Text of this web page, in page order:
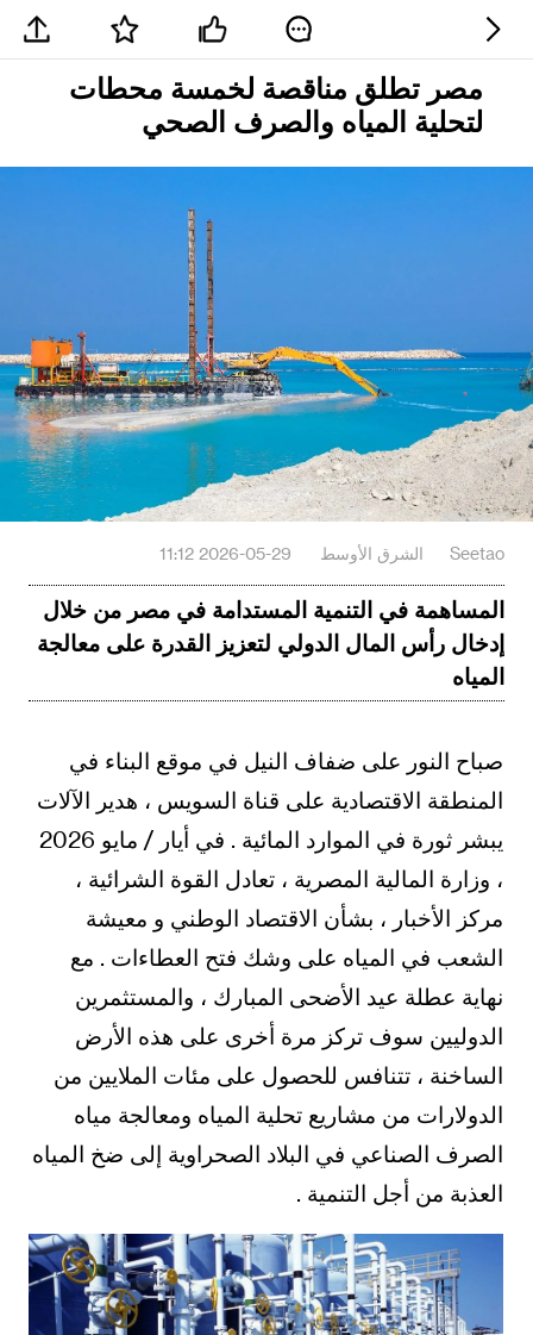
مصر تطلق مناقصة لخمسة محطات
لتحلية المياه والصرف الصحي
Seetao الشرق الأوسط‎ 2026-05-29 11:12
المساهمة في التنمية المستدامة في مصر من خلال
إدخال رأس المال الدولي لتعزيز القدرة على معالجة
المياه
صباح النور على ضفاف النيل في موقع البناء في
المنطقة الاقتصادية على قناة السويس ، هدير الآلات
يبشر ثورة في الموارد المائية . في أيار / مايو 2026
، وزارة المالية المصرية ، تعادل القوة الشرائية ،
مركز الأخبار ، بشأن الاقتصاد الوطني و معيشة
الشعب في المياه على وشك فتح العطاءات . مع
نهاية عطلة عيد الأضحى المبارك ، والمستثمرين
الدوليين سوف تركز مرة أخرى على هذه الأرض
الساخنة ، تتنافس للحصول على مئات الملايين من
الدولارات من مشاريع تحلية المياه ومعالجة مياه
الصرف الصناعي في البلاد الصحراوية إلى ضخ المياه
العذبة من أجل التنمية .